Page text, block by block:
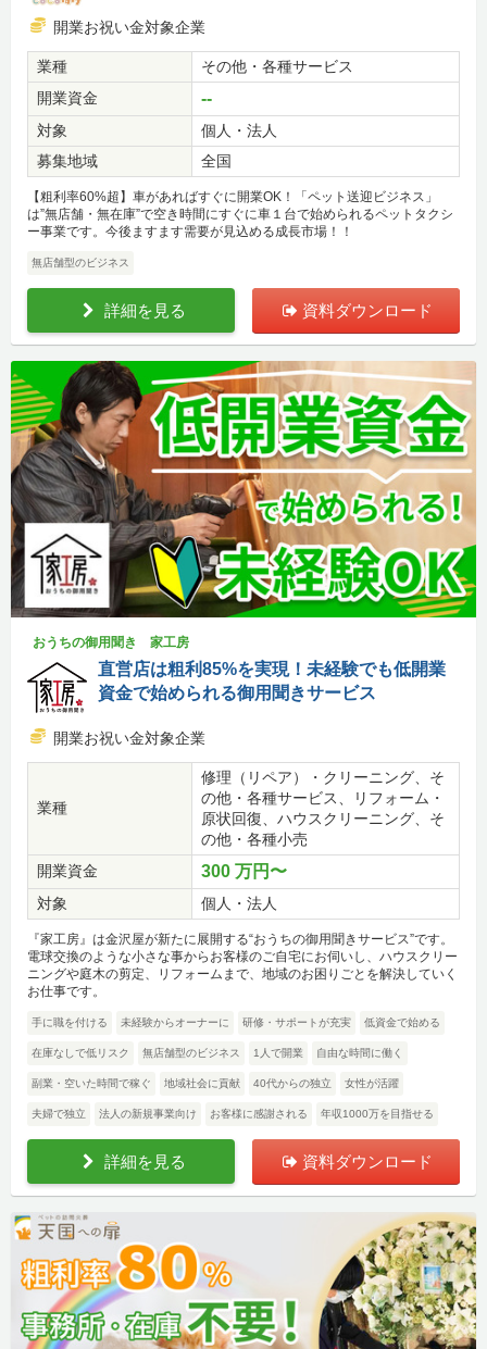
開業お祝い金対象企業
業種
その他・各種サービス
開業資金
--
対象
個人・法人
募集地域
全国
【粗利率60%超】車があればすぐに開業OK！「ペット送迎ビジネス」
は”無店舗・無在庫”で空き時間にすぐに車１台で始められるペットタクシ
ー事業です。今後ますます需要が見込める成長市場！！
無店舗型のビジネス
詳細を見る 資料ダウンロード
おうちの御用聞き 家工房
直営店は粗利85%を実現！未経験でも低開業
資金で始められる御用聞きサービス
開業お祝い金対象企業
業種
修理（リペア）・クリーニング、そ
の他・各種サービス、リフォーム・
原状回復、ハウスクリーニング、そ
の他・各種小売
開業資金
300 万円〜
対象 個人・法人
『家工房』は金沢屋が新たに展開する“おうちの御用聞きサービス”です。
電球交換のような小さな事からお客様のご自宅にお伺いし、ハウスクリー
ニングや庭木の剪定、リフォームまで、地域のお困りごとを解決していく
お仕事です。
手に職を付ける 未経験からオーナーに 研修・サポートが充実 低資金で始める
在庫なしで低リスク 無店舗型のビジネス 1人で開業 自由な時間に働く
副業・空いた時間で稼ぐ 地域社会に貢献 40代からの独立 女性が活躍
夫婦で独立 法人の新規事業向け お客様に感謝される 年収1000万を目指せる
詳細を見る 資料ダウンロード